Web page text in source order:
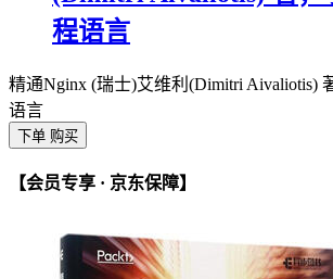
程语言
精通Nginx (瑞士)艾维利(Dimitri Aivaliotis)
语言
下单 购买
【会员专享 · 京东保障】